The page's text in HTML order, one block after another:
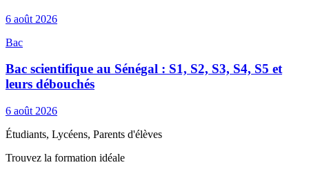
6 août 2026
Bac
Bac scientifique au Sénégal : S1, S2, S3, S4, S5 et
leurs débouchés
6 août 2026
Étudiants, Lycéens, Parents d'élèves
Trouvez la formation idéale